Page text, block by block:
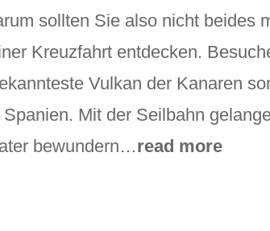
sollten Sie also nicht beides
Kreuzfahrt entdecken.
Vulkan der Kanaren
Mit der Seilbahn
bewundern…read more